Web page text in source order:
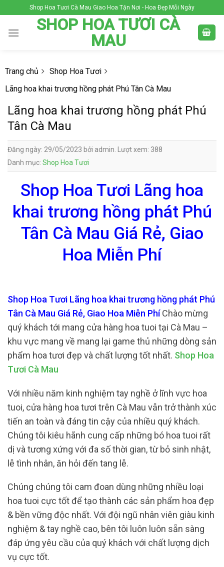
to
content
Shop Hoa Tươi Cà Mau Giao Hoa Tận Nơi - Hoa Đẹp Mỗi Ngày
SHOP HOA TƯƠI CÀ
MAU
Trang chủ
Shop Hoa Tươi
Lãng hoa khai trương hồng phát Phú Tân Cà Mau
Lãng hoa khai trương hồng phát Phú
Tân Cà Mau
Đăng ngày: 29/05/2023 bởi admin. Lượt xem: 388
Danh mục: Shop Hoa Tươi
Shop Hoa Tươi Lãng hoa
khai trương hồng phát Phú
Tân Cà Mau Giá Rẻ, Giao
Hoa Miễn Phí
Shop Hoa Tươi Lãng hoa khai trương hồng phát Phú
Tân Cà Mau Giá Rẻ, Giao Hoa Miễn PhíChào mừng
quý khách tới mang cửa hàng hoa tuoi tại Cà Mau –
khu vực mang về mang lại game thủ những dòng sản
phẩm hoa tươi đẹp và chất lượng tốt nhất. Shop Hoa
Tươi Cà Mau
Với nhiều năm kinh nghiệm tay nghề ở lĩnh vực hoa
tuoi, cửa hàng hoa tươi trên Cà Mau vẫn trở thành xúc
tiến an toàn và đáng tin cậy của nhiều quý khách.
Chúng tôi kiêu hãnh cung cấp những bó hoa tuoi rất
dị và tương xứng với đa số thời gian, từ bỏ sinh nhật,
lễ tình nhân, ăn hỏi đến tang lễ.
Chúng chúng tôi cam đoan dùng những nhiều loại
hoa tuoi cực tốt để tạo thành các sản phẩm hoa đẹp
& bền vững độc nhất. Với đội ngũ nhân viên giàu kinh
nghiệm & tay nghề cao, bên tôi luôn luôn sẵn sàng
đáp ứng yêu cầu của quý khách với chất lượng dịch
vụ cực tốt.